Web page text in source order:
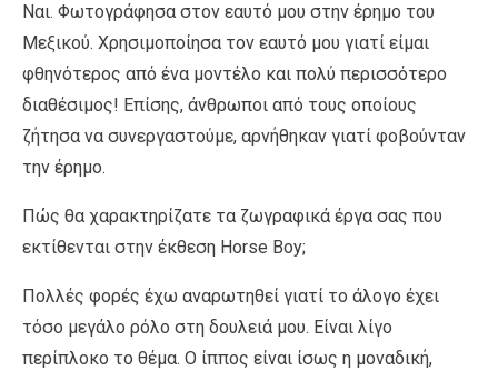
Ναι. Φωτογράφησα στον εαυτό μου στην έρημο του
Μεξικού. Χρησιμοποίησα τον εαυτό μου γιατί είμαι
φθηνότερος από ένα μοντέλο και πολύ περισσότερο
διαθέσιμος! Επίσης, άνθρωποι από τους οποίους
ζήτησα να συνεργαστούμε, αρνήθηκαν γιατί φοβούνταν
την έρημο.
Πώς θα χαρακτηρίζατε τα ζωγραφικά έργα σας που
εκτίθενται στην έκθεση Horse Boy;
Πολλές φορές έχω αναρωτηθεί γιατί το άλογο έχει
τόσο μεγάλο ρόλο στη δουλειά μου. Είναι λίγο
περίπλοκο το θέμα. Ο ίππος είναι ίσως η μοναδική,